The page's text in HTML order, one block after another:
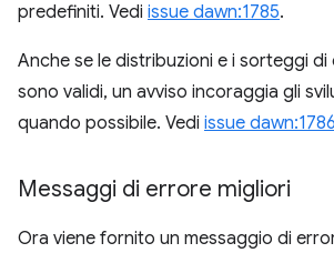
predefiniti. Vedi issue dawn:1785.
Anche se le distribuzioni e i sorteggi di
sono validi, un avviso incoraggia gli
quando possibile. Vedi issue dawn:1786
Messaggi di errore migliori
Ora viene fornito un messaggio di